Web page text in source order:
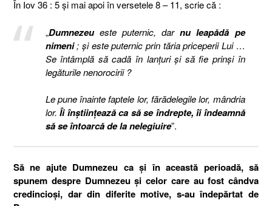
În Iov 36 : 5 și mai apoi în versetele 8 – 11, scrie că :
„Dumnezeueste puternic, darnu leapădă pe
nimeni; şi este puternic prin tăria priceperii Lui …
Se întâmplă să cadă în lanţuri şi să fie prinşi în
legăturile nenorocirii ?
Le pune înainte faptele lor, fărădelegile lor, mândria
lor. Îi înştiinţează ca să se îndrepte, îi îndeamnă
să se întoarcă de la nelegiuire”.
Să ne ajute Dumnezeu ca și în această perioadă, să
spunem despre Dumnezeu și celor care au fost cândva
credincioși, dar din diferite motive, s-au îndepărtat de